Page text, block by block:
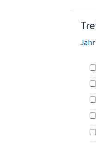
Jahr